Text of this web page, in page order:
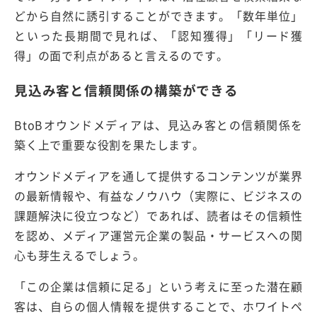
どから自然に誘引することができます。「数年単位」
といった長期間で見れば、「認知獲得」「リード獲
得」の面で利点があると言えるのです。
見込み客と信頼関係の構築ができる
BtoBオウンドメディアは、見込み客との信頼関係を
築く上で重要な役割を果たします。
オウンドメディアを通して提供するコンテンツが業界
の最新情報や、有益なノウハウ（実際に、ビジネスの
課題解決に役立つなど）であれば、読者はその信頼性
を認め、メディア運営元企業の製品・サービスへの関
心も芽生えるでしょう。
「この企業は信頼に足る」という考えに至った潜在顧
客は、自らの個人情報を提供することで、ホワイトペ